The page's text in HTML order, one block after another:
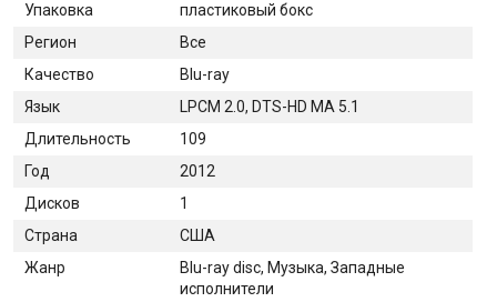
Упаковка
пластиковый бокс
Регион
Все
Качество
Blu-ray
Язык
LPCM 2.0, DTS-HD MA 5.1
Длительность
109
Год
2012
Дисков
1
Страна
США
Жанр
Blu-ray disc, Музыка, Западные
исполнители